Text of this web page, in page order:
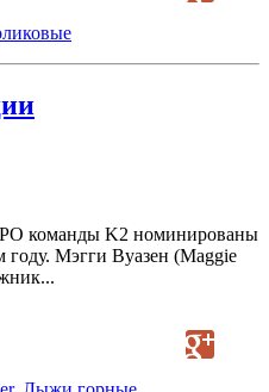
команды K2 номинированы
году. Мэгги Вуазен (Maggie